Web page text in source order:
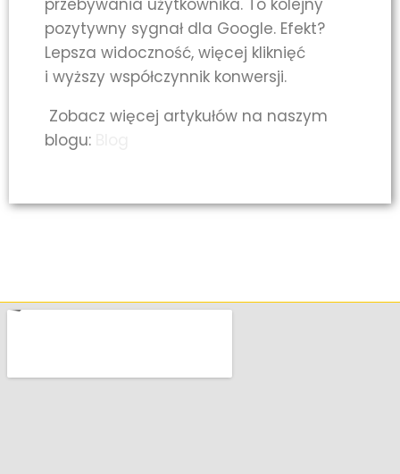
przebywania użytkownika. To kolejny
pozytywny sygnał dla Google. Efekt?
Lepsza widoczność, więcej kliknięć
i wyższy współczynnik konwersji.
Zobacz więcej artykułów na naszym
blogu: